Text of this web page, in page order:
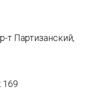
т Партизанский,
169